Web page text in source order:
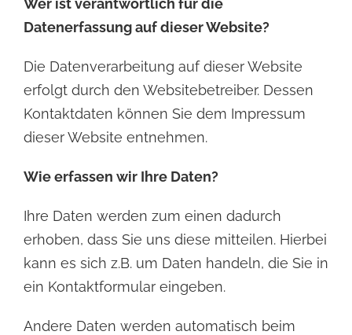
Datenerfassung auf dieser Website?
Die Datenverarbeitung auf dieser Website
erfolgt durch den Websitebetreiber. Dessen
Kontaktdaten können Sie dem Impressum
dieser Website entnehmen.
Wie erfassen wir Ihre Daten?
Ihre Daten werden zum einen dadurch
erhoben, dass Sie uns diese mitteilen. Hierbei
kann es sich z.B. um Daten handeln, die Sie in
ein Kontaktformular eingeben.
Andere Daten werden automatisch beim